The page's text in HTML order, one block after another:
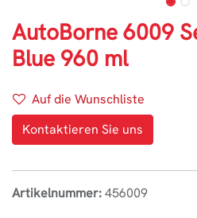
AutoBorne 6009
Blue 960 ml
Auf die Wunschliste
Kontaktieren Sie uns
Artikelnummer:456009